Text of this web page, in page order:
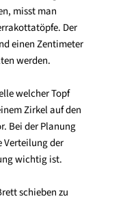
misst man
Der
einen Zentimeter
werden.
welcher Topf
Zirkel auf den
Bei der Planung
Verteilung der
wichtig ist.
schieben zu